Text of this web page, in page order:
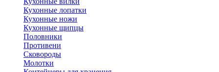
Кухонные лопатки
Кухонные ножи
Кухонные щипцы
Половники
Противени
Сковороды
Молотки